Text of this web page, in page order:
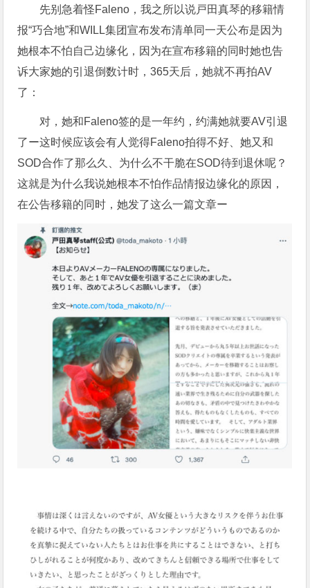
先别急着怪Faleno，我之所以说戸田真琴的移籍情
报“巧合地”和WILL集团宣布发布清单同一天公布是因为
她根本不怕自己边缘化，因为在宣布移籍的同时她也告
诉大家她的引退倒数计时，365天后，她就不再拍AV
了：
对，她和Faleno签的是一年约，约满她就要AV引退
了ー这时候应该会有人觉得Faleno拍得不好、她又和
SOD合作了那么久、为什么不干脆在SOD待到退休呢？
这就是为什么我说她根本不怕作品情报边缘化的原因，
在公告移籍的同时，她发了这么一篇文章ー